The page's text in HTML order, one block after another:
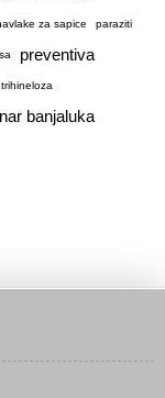
za sapice paraziti
preventiva
trihineloza
banjaluka